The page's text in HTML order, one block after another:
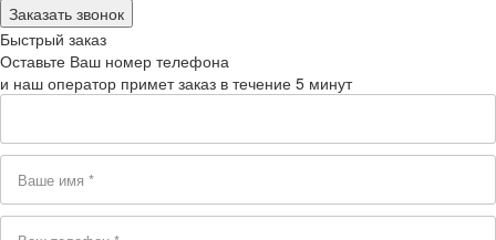
Быстрый заказ
Оставьте Ваш номер телефона
и наш оператор примет заказ в течение 5 минут